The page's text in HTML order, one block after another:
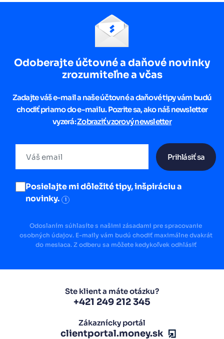
Odoberajte účtovné a daňové novinky
zrozumiteľne a včas
Zadajte váš e-mail a naše účtovné a daňové tipy vám budú
chodiť priamo do e-mailu. Pozrite sa, ako náš newsletter
vyzerá:Zobraziť vzorový newsletter
Prihlásiť sa
Posielajte mi dôležité tipy, inšpiráciu a
novinky.
i
Odoslaním súhlasíte s našimi zásadami pre spracovanie
osobných údajov. E-maily vám budú chodiť maximálne dvakrát
do mesiaca. Z odberu sa môžete kedykoľvek odhlásiť
Ste klient a máte otázku?
+421 249 212 345
Zákaznícky portál
clientportal.money.sk